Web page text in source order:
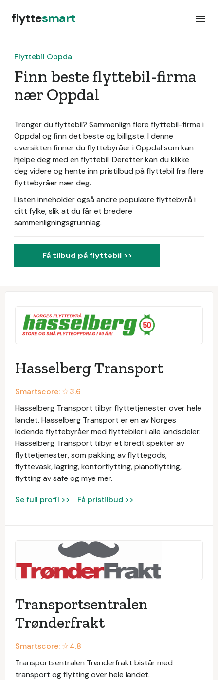
flyttesmart
Flyttebil Oppdal
Finn beste flyttebil-firma
nær Oppdal
Trenger du flyttebil? Sammenlign flere flyttebil-firma i
Oppdal og finn det beste og billigste. I denne
oversikten finner du flyttebyråer i Oppdal som kan
hjelpe deg med en flyttebil. Deretter kan du klikke
deg videre og hente inn pristilbud på flyttebil fra flere
flyttebyråer nær deg.
Listen inneholder også andre populære flyttebyrå i
ditt fylke, slik at du får et bredere
sammenligningsgrunnlag.
Få tilbud på flyttebil >>
Hasselberg Transport
Smartscore: ☆3.6
Hasselberg Transport tilbyr flyttetjenester over hele
landet. Hasselberg Transport er en av Norges
ledende flyttebyråer med flyttebiler i alle landsdeler.
Hasselberg Transport tilbyr et bredt spekter av
flyttetjenester, som pakking av flyttegods,
flyttevask, lagring, kontorflytting, pianoflytting,
flytting av safe og mye mer.
Se full profil >> Få pristilbud >>
Transportsentralen
Trønderfrakt
Smartscore: ☆4.8
Transportsentralen Trønderfrakt bistår med
transport og flytting over hele landet.